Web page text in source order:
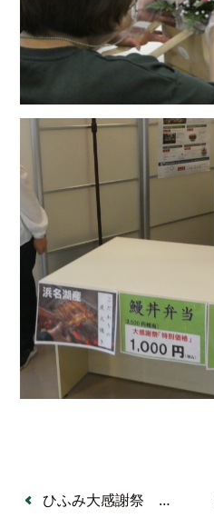
ひふみ大感謝祭 令和８年５月１６日（土）開催決定のお知らせ